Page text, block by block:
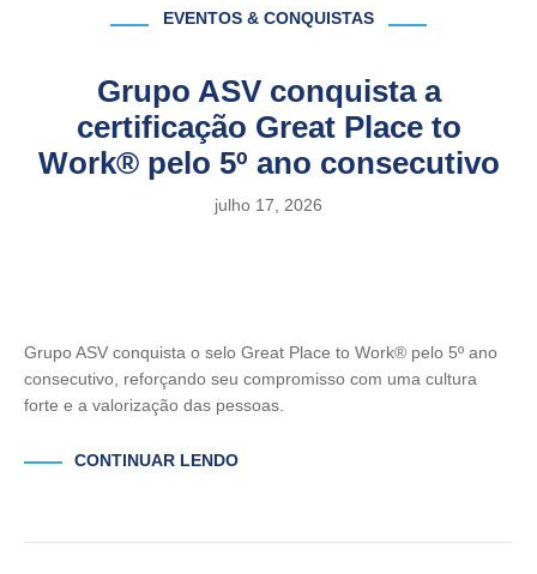
EVENTOS & CONQUISTAS
Grupo ASV conquista a
certificação Great Place to
Work® pelo 5º ano consecutivo
julho 17, 2026
Grupo ASV conquista o selo Great Place to Work® pelo 5º ano
consecutivo, reforçando seu compromisso com uma cultura
forte e a valorização das pessoas.
CONTINUAR LENDO